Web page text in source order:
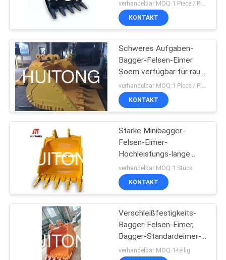
verhandelbar MOQ:1 Piece / Pieces
KONTAKT
Schweres Aufgaben-
Bagger-Felsen-Eimer
Soem verfügbar für raue
Arbeitsbedingungen
KONTAKT
Starke Minibagger-
Felsen-Eimer-
Hochleistungs-lange
Haltbarkeit für LG6250E
verhandelbar MOQ:1 Stück
KONTAKT
Verschleißfestigkeits-
Bagger-Felsen-Eimer,
Bagger-Standardeimer-
Orangen-Farbe
verhandelbar MOQ:1-teilig